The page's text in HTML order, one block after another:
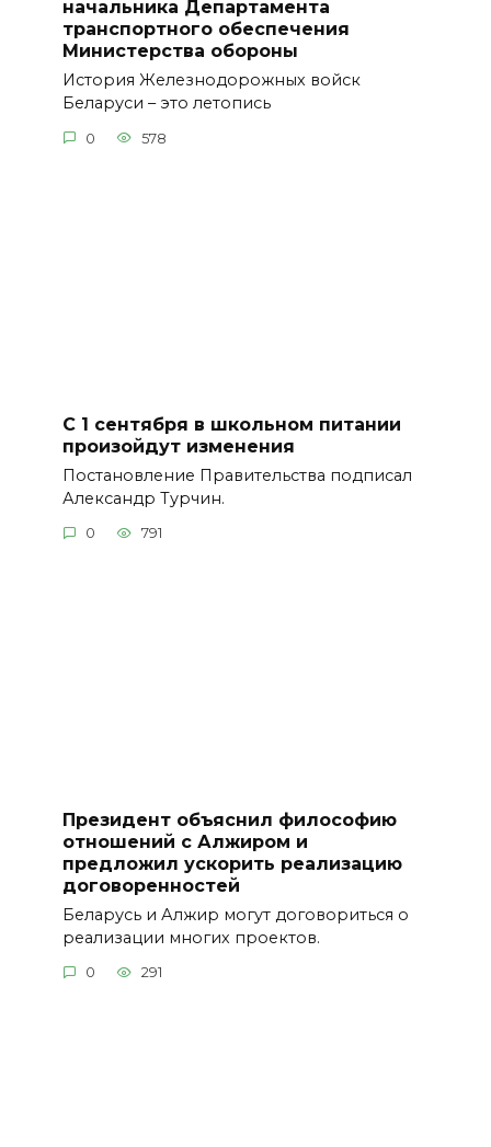
начальника Департамента
транспортного обеспечения
Министерства обороны
История Железнодорожных войск
Беларуси – это летопись
0 578
С 1 сентября в школьном питании
произойдут изменения
Постановление Правительства подписал
Александр Турчин.
0 791
Президент объяснил философию
отношений с Алжиром и
предложил ускорить реализацию
договоренностей
Беларусь и Алжир могут договориться о
реализации многих проектов.
0 291